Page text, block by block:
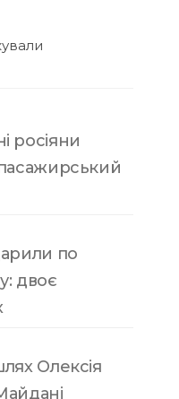
росіяни
по
двоє
Олексія